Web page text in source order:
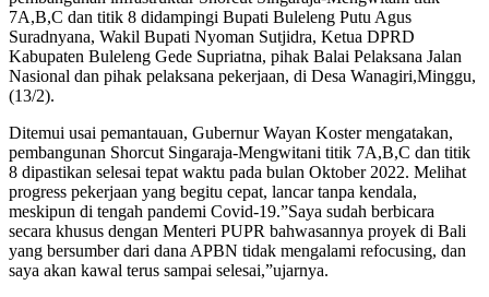
7A,B,C dan titik 8 didampingi Bupati Buleleng Putu Agus
Suradnyana, Wakil Bupati Nyoman Sutjidra, Ketua DPRD
Kabupaten Buleleng Gede Supriatna, pihak Balai Pelaksana Jalan
Nasional dan pihak pelaksana pekerjaan, di Desa Wanagiri,Minggu,
(13/2).
Ditemui usai pemantauan, Gubernur Wayan Koster mengatakan,
pembangunan Shorcut Singaraja-Mengwitani titik 7A,B,C dan titik
8 dipastikan selesai tepat waktu pada bulan Oktober 2022. Melihat
progress pekerjaan yang begitu cepat, lancar tanpa kendala,
meskipun di tengah pandemi Covid-19.”Saya sudah berbicara
secara khusus dengan Menteri PUPR bahwasannya proyek di Bali
yang bersumber dari dana APBN tidak mengalami refocusing, dan
saya akan kawal terus sampai selesai,”ujarnya.